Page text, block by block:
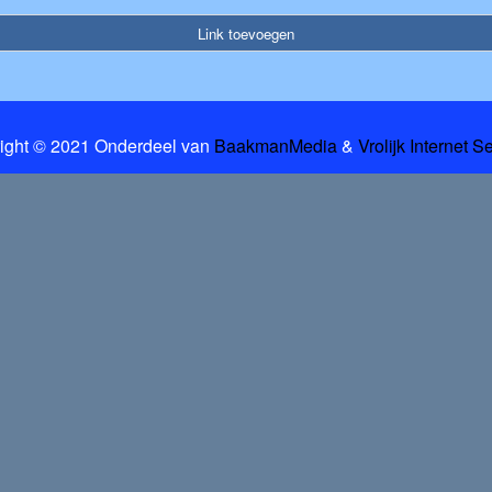
Link toevoegen
© 2021 Onderdeel van BaakmanMedia& Vrolijk Internet